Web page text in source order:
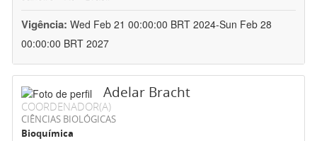
Vigência: Wed Feb 21 00:00:00 BRT 2024-Sun Feb 28
00:00:00 BRT 2027
Adelar Bracht
COORDENADOR(A)
CIÊNCIAS BIOLÓGICAS
Bioquímica